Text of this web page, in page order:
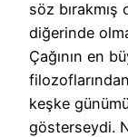
söz bırakmış
diğerinde
Çağının en
keşke
gösterseydi.